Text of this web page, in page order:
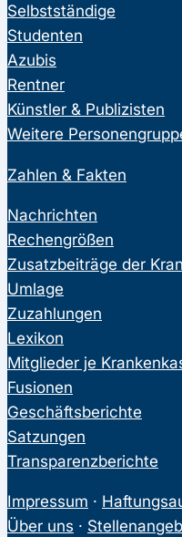
Selbstständige
Studenten
Azubis
Rentner
Künstler & Publizisten
Weitere
Zahlen & Fakten
Nachrichten
Rechengrößen
Zusatzbeiträge der
Umlage
Zuzahlungen
Lexikon
Mitglieder je
Fusionen
Geschäftsberichte
Satzungen
Transparenzberichte
Impressum ·
Über uns ·